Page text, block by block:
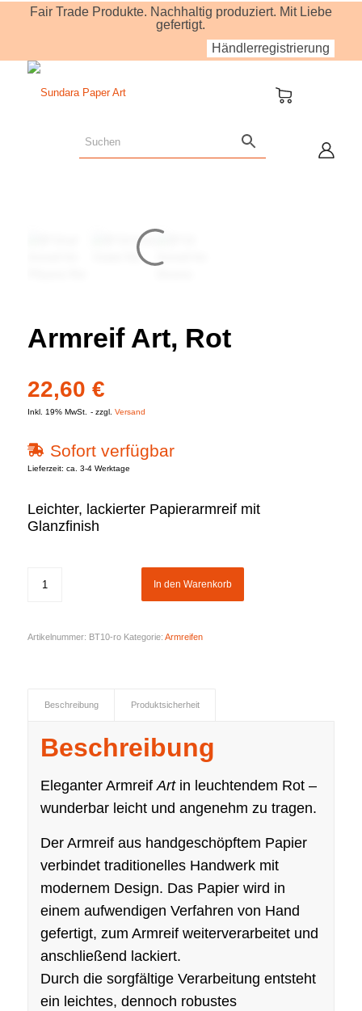
Fair Trade Produkte. Nachhaltig produziert. Mit Liebe
gefertigt.
Händlerregistrierung
Armreif Art, Rot
22,60 €
Inkl. 19% MwSt. zzgl. Versand
Sofort verfügbar
Lieferzeit: ca. 3-4 Werktage
Leichter, lackierter Papierarmreif mit
Glanzfinish
In den Warenkorb
Artikelnummer: BT10-ro Kategorie: Armreifen
Beschreibung Produktsicherheit
Beschreibung
Eleganter ArmreifArtin leuchtendem Rot –
wunderbar leicht und angenehm zu tragen.
Der Armreif aus handgeschöpftem Papier
verbindet traditionelles Handwerk mit
modernem Design. Das Papier wird in
einem aufwendigen Verfahren von Hand
gefertigt, zum Armreif weiterverarbeitet und
anschließend lackiert.
Durch die sorgfältige Verarbeitung entsteht
ein leichtes, dennoch robustes